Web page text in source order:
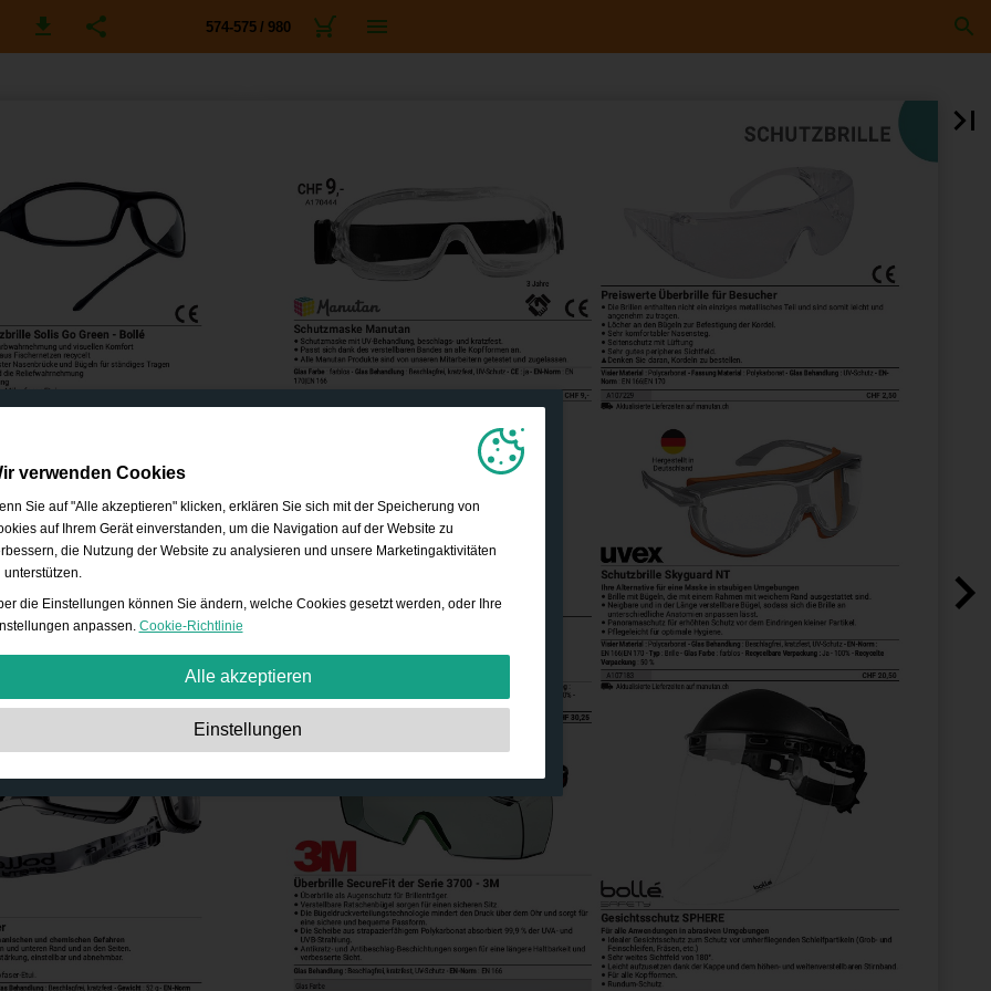
574-575 / 980
verwenden Cookies
Sie auf "Alle akzeptieren" klicken, erklären Sie sich mit der Speicherung von
auf Ihrem Gerät einverstanden, um die Navigation auf der Website zu
die Nutzung der Website zu analysieren und unsere Marketingaktivitäten
unterstützen.
die Einstellungen können Sie ändern, welche Cookies gesetzt werden, oder Ihre
anpassen. Cookie-Richtlinie
Alle akzeptieren
Diese Cookies sind essenziell, um grundlegende
Funktionen wie die Navigation, das Gewähren von Zugriff auf gesicherte Inhalte
Diese Cookies ermöglichen es uns, Besucherzahlen und Traffic-Quellen
zu erfassen und zu verstehen, wie die Website benutzt wird. Wir verwenden diese
Informationen zur Verbesserung der Performance. Alle gesammelten Informationen
Diese Cookies ermöglichen es der Website, erweiterte Funktionen
und Personalisierungsoptionen anzubieten. z.B. Auswahl der Schriftgröße, etc.
Einstellungen